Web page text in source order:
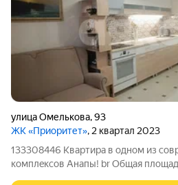
улица Омелькова,93
ЖК «Приоритет», 2 квартал 2023
133308446 Квартира в одном из современных новых жилых
кoмплeксов Анапы! br Общая